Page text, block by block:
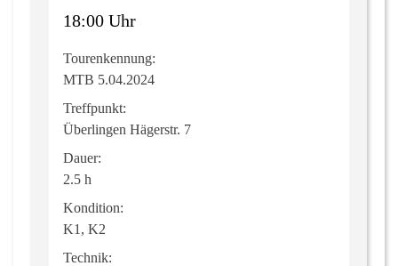
18:00 Uhr
Tourenkennung:
MTB 5.04.2024
Treffpunkt:
Überlingen Hägerstr. 7
Dauer:
2.5 h
Kondition:
K1, K2
Technik: